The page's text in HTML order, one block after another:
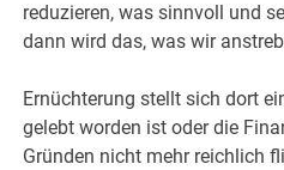
reduzieren, was sinnvoll und
dann wird das, was wir
Ernüchterung stellt sich dort
gelebt worden ist oder die
Gründen nicht mehr reichlich